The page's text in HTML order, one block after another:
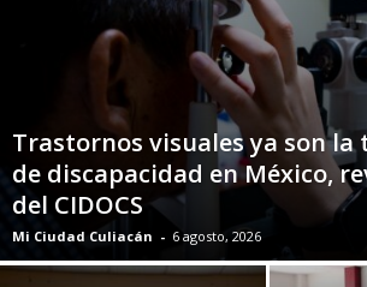
Trastornos visuales ya son la
de discapacidad en México,
del CIDOCS
Mi Ciudad Culiacán - 6 agosto, 2026